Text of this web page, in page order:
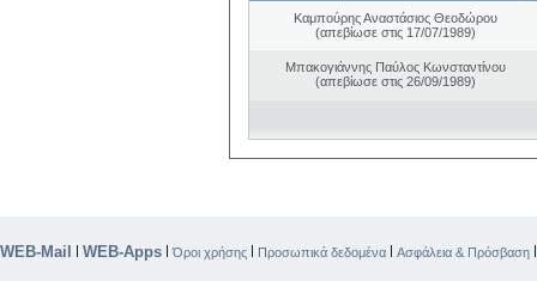
Καμπούρης Αναστάσιος Θεοδώρου
(απεβίωσε στις 17/07/1989)
Μπακογιάννης Παύλος Κωνσταντίνου
(απεβίωσε στις 26/09/1989)
WEB-Mail | WEB-Apps |Όροι χρήσης | Προσωπικά δεδομένα | Ασφάλεια & Πρόσβαση